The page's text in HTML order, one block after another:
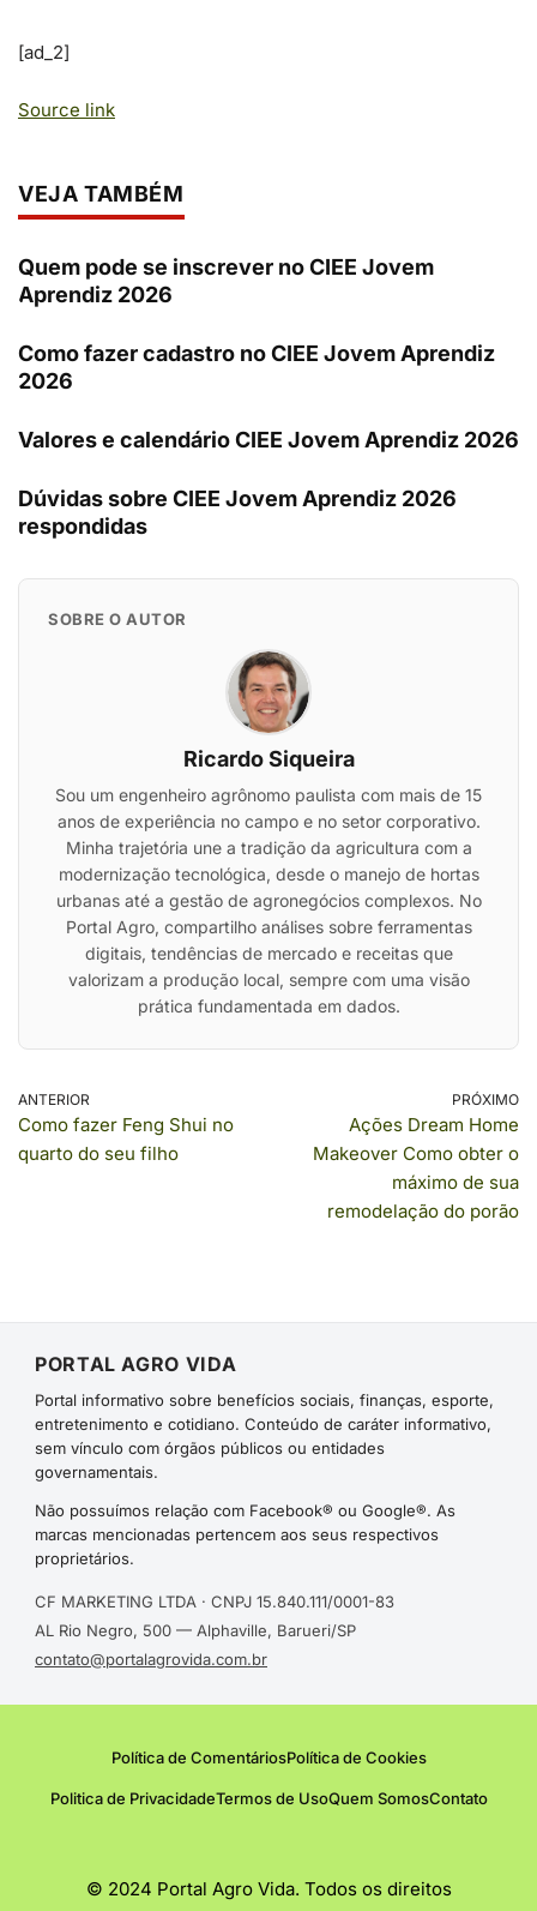
[ad_2]
Source link
VEJA TAMBÉM
Quem pode se inscrever no CIEE Jovem
Aprendiz 2026
Como fazer cadastro no CIEE Jovem Aprendiz
2026
Valores e calendário CIEE Jovem Aprendiz 2026
Dúvidas sobre CIEE Jovem Aprendiz 2026
respondidas
SOBRE O AUTOR
Ricardo Siqueira
Sou um engenheiro agrônomo paulista com mais de 15
anos de experiência no campo e no setor corporativo.
Minha trajetória une a tradição da agricultura com a
modernização tecnológica, desde o manejo de hortas
urbanas até a gestão de agronegócios complexos. No
Portal Agro, compartilho análises sobre ferramentas
digitais, tendências de mercado e receitas que
valorizam a produção local, sempre com uma visão
prática fundamentada em dados.
ANTERIOR
Como fazer Feng Shui no
quarto do seu filho
PRÓXIMO
Ações Dream Home
Makeover Como obter o
máximo de sua
remodelação do porão
PORTAL AGRO VIDA
Portal informativo sobre benefícios sociais, finanças, esporte,
entretenimento e cotidiano. Conteúdo de caráter informativo,
sem vínculo com órgãos públicos ou entidades
governamentais.
Não possuímos relação com Facebook® ou Google®. As
marcas mencionadas pertencem aos seus respectivos
proprietários.
CF MARKETING LTDA · CNPJ 15.840.111/0001-83
AL Rio Negro, 500 — Alphaville, Barueri/SP
contato@portalagrovida.com.br
Política de ComentáriosPolítica de Cookies
Politica de PrivacidadeTermos de UsoQuem SomosContato
© 2024 Portal Agro Vida. Todos os direitos